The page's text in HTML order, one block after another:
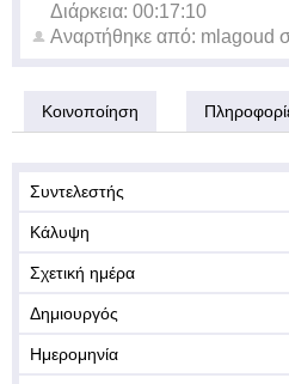
Διάρκεια: 00:17:10
Αναρτήθηκε από: mlagoud
Κοινοποίηση
Συντελεστής
Κάλυψη
Σχετική ημέρα
Δημιουργός
Ημερομηνία